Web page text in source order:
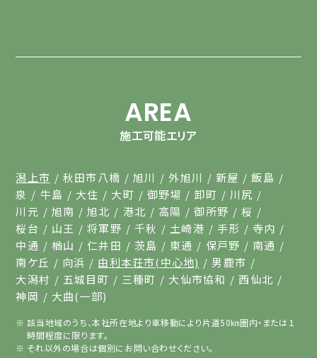
AREA
施工可能エリア
潟上市 秋田市八橋 旭川 外旭川 新屋
飯島
泉
牛島 大住 大町 御野場 卸町
川尻
川元
旭南 旭北 港北 高陽 御所野
桜
桜台
山王 将軍野 千秋 土崎港 手形
寺内
中通
楢山 仁井田 茨島 東通 保戸野
南通
南ケ丘
向浜 由利本荘市(中心地)
男鹿市
大潟村
五城目町 三種町 大仙市協和
西仙北
神岡
大曲(一部)
該当地域のうち、本社所在地より車移動により片道50㎞圏内・または１
時間程度に限ります。
それ以外の場合は個別にお問い合わせください。